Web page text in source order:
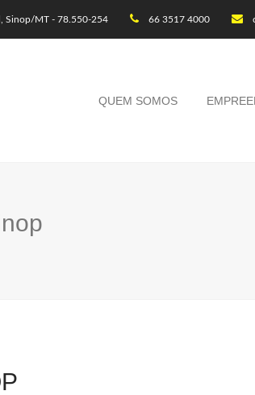
Sinop/MT - 78.550-254 66 3517 4000
QUEM SOMOS